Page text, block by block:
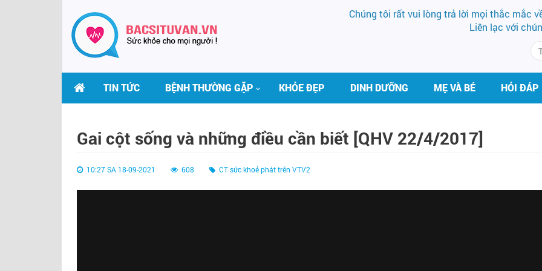
Chúng tôi rất vui lòng trả lời mọi thắc mắc
Liên lạc với
TIN TỨC BỆNH THƯỜNG GẶP KHỎE ĐẸP DINH DƯỠNG MẸ VÀ BÉ HỎI ĐÁP
Gai cột sống và những điều cần biết [QHV 22/4/2017]
10:27 SA 18-09-2021 608 CT sức khoẻ phát trên VTV2